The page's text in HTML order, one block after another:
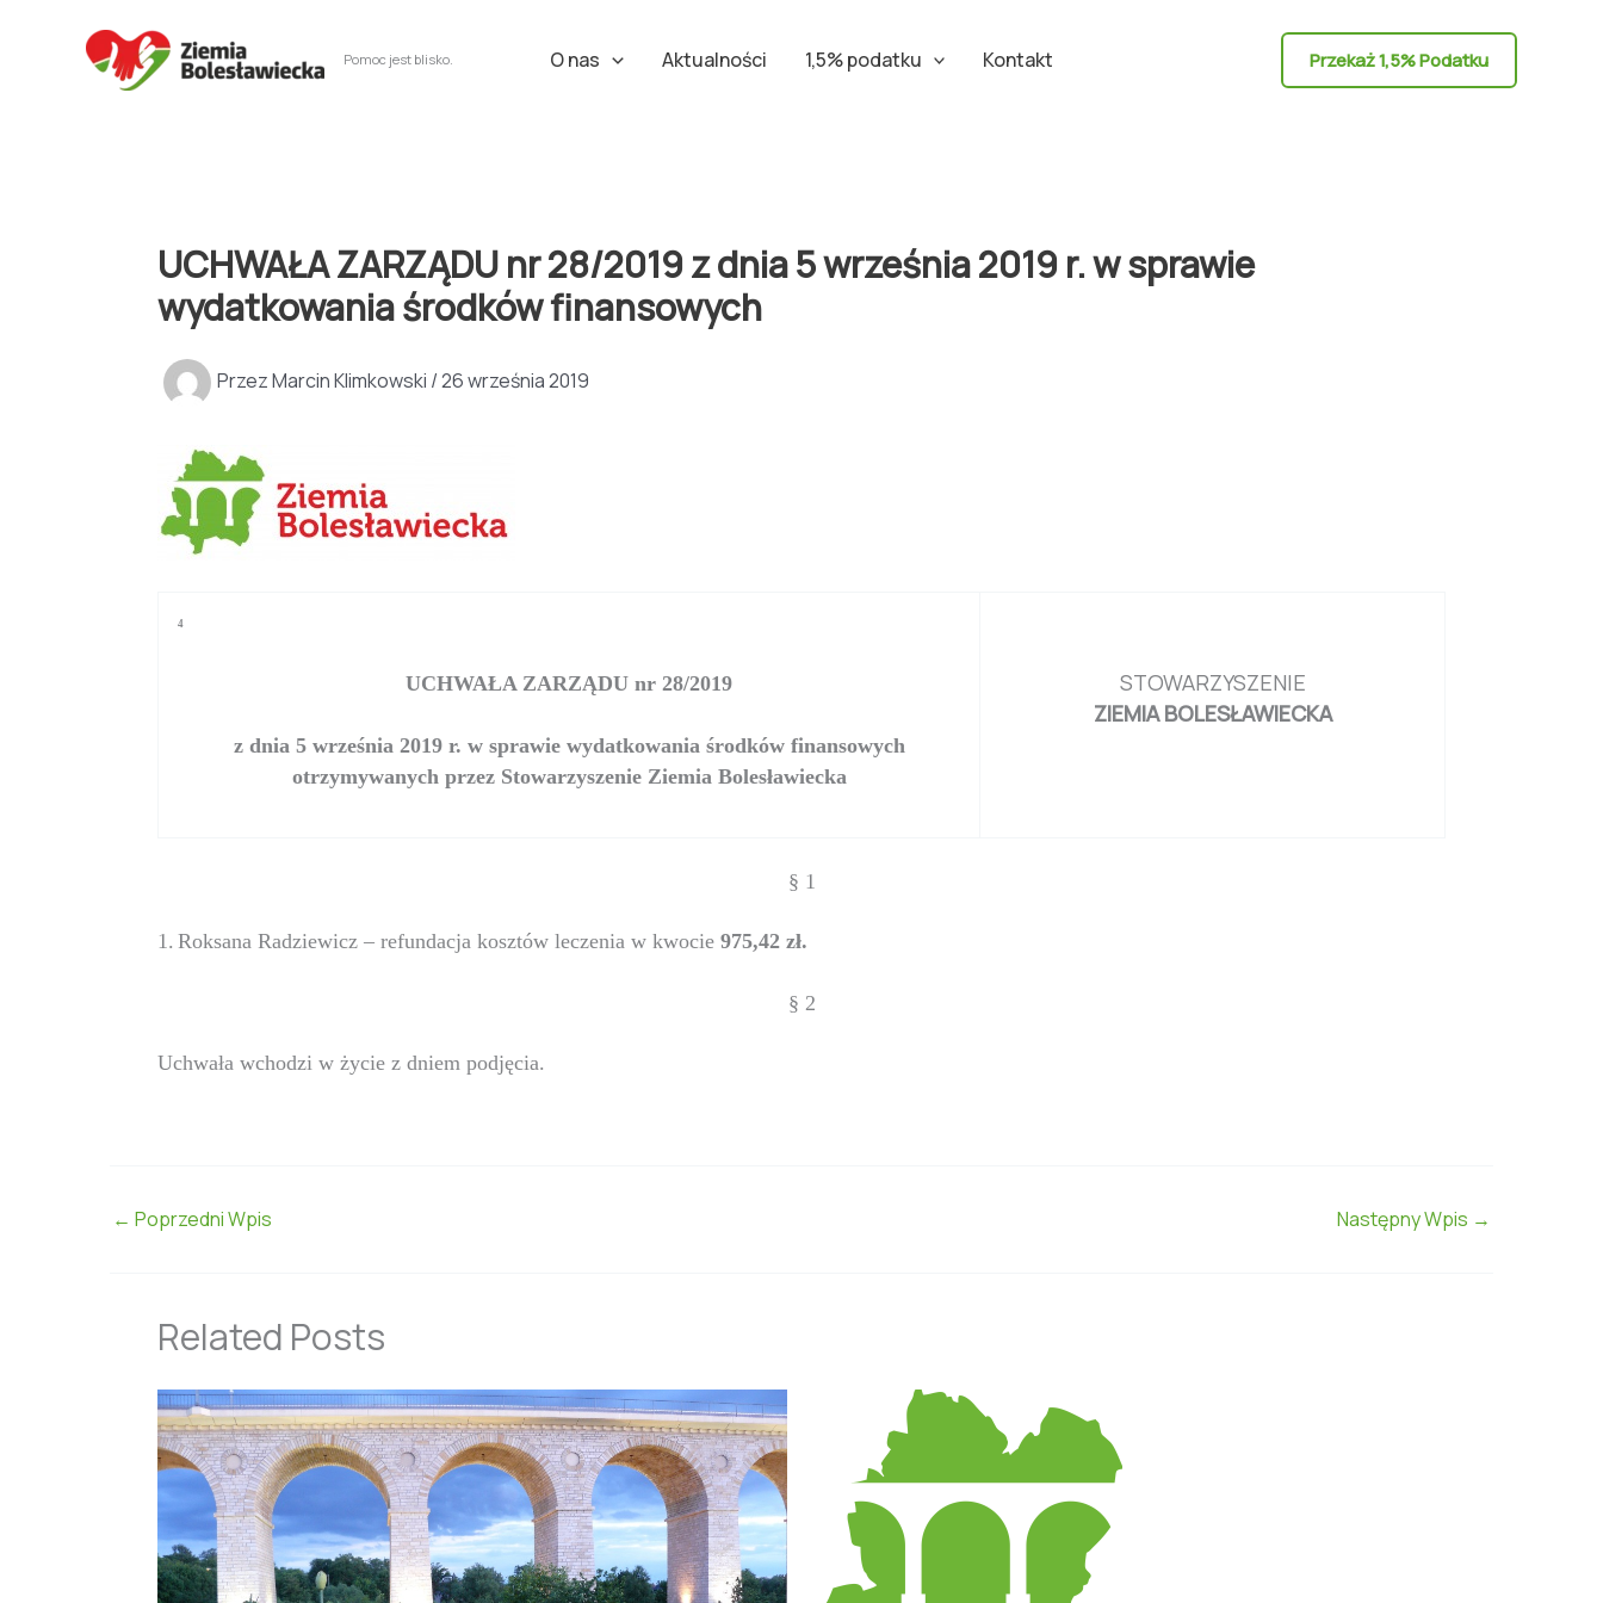
Pomoc jest blisko. O nas Aktualności 1,5% podatku Kontakt Przekaż 1,5% Podatku
UCHWAŁA ZARZĄDU nr 28/2019 z dnia 5 września 2019 r. w sprawie
wydatkowania środków finansowych
PrzezMarcin Klimkowski /26 września 2019
4
UCHWAŁA ZARZĄDU nr 28/2019
z dnia 5 września 2019 r. w sprawie wydatkowania środków finansowych
otrzymywanych przez Stowarzyszenie Ziemia Bolesławiecka
STOWARZYSZENIE
ZIEMIA BOLESŁAWIECKA
§ 1
1. Roksana Radziewicz – refundacja kosztów leczenia w kwocie 975,42 zł.
§ 2
Uchwała wchodzi w życie z dniem podjęcia.
← Poprzedni Wpis Następny Wpis →
Related Posts